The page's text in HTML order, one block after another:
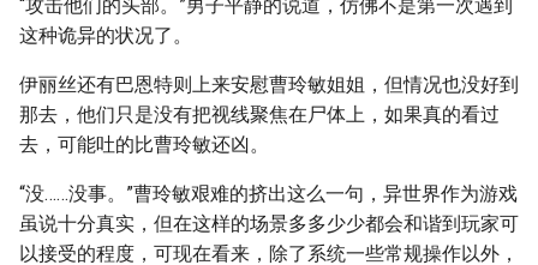
“攻击他们的头部。”男子平静的说道，仿佛不是第一次遇到
这种诡异的状况了。
伊丽丝还有巴恩特则上来安慰曹玲敏姐姐，但情况也没好到
那去，他们只是没有把视线聚焦在尸体上，如果真的看过
去，可能吐的比曹玲敏还凶。
“没……没事。”曹玲敏艰难的挤出这么一句，异世界作为游戏
虽说十分真实，但在这样的场景多多少少都会和谐到玩家可
以接受的程度，可现在看来，除了系统一些常规操作以外，